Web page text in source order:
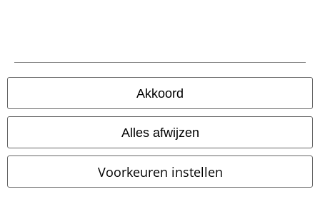
Akkoord
Alles afwijzen
Voorkeuren instellen
A Warner Music Group Company